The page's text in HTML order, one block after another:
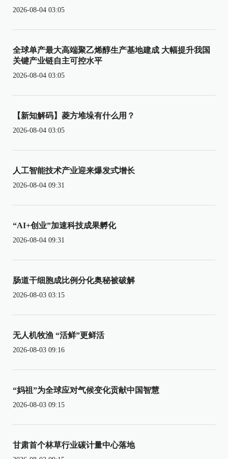
2026-08-04 03:05
全球单产最大高端聚乙烯醇生产基地建成 大幅提升我国
关键产业链自主可控水平
2026-08-04 03:05
【新知解码】菱方堆垛有什么用？
2026-08-04 03:05
人工智能技术产业迎来爆发式增长
2026-08-04 09:31
“AI+创业”加速科技成果孵化
2026-08-04 09:31
肠道干细胞成比例分化奥秘被破解
2026-08-03 03:15
无人机牧渔 “活鲜”更鲜活
2026-08-03 09:16
“妈祖”为全球应对气候变化贡献中国智慧
2026-08-03 09:15
甘肃首个林草行业碳计量中心落地